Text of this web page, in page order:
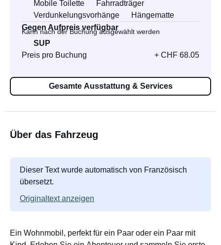
Mobile Toilette
Fahrradträger
Verdunkelungsvorhänge
Hängematte
Gegen Aufpreis verfügbar
Kann nach der Buchung ausgewählt werden
SUP
Preis pro Buchung
+ CHF 68.05
Gesamte Ausstattung & Services
Über das Fahrzeug
Dieser Text wurde automatisch von Französisch
übersetzt.
Originaltext anzeigen
Ein Wohnmobil, perfekt für ein Paar oder ein Paar mit